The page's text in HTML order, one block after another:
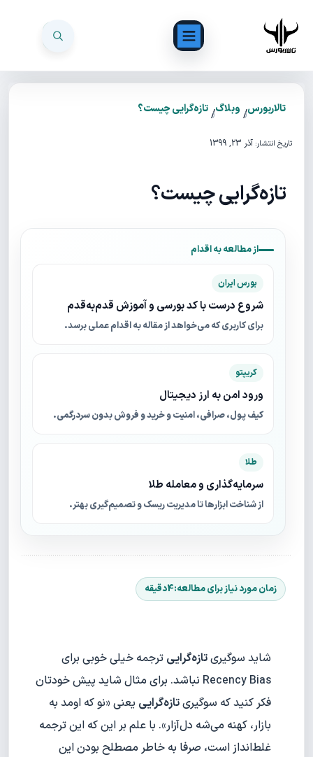
تالاربورس/ وبلاگ/تازه‌گرایی چیست؟
تاریخ انتشار: آذر 23, 1399
تازه‌گرایی چیست؟
از مطالعه به اقدام
بورس ایران
شروع درست با کد بورسی و آموزش قدم‌به‌قدم
برای کاربری که می‌خواهد از مقاله به اقدام عملی برسد.
کریپتو
ورود امن به ارز دیجیتال
کیف پول، صرافی، امنیت و خرید و فروش بدون سردرگمی.
طلا
سرمایه‌گذاری و معامله طلا
از شناخت ابزارها تا مدیریت ریسک و تصمیم‌گیری بهتر.
شاید سوگیریتازه‌گرایی ترجمه خیلی خوبی برای
Recency Bias نباشد. برای مثال شاید پیش خودتان
فکر کنید که سوگیریتازه‌گرایی یعنی «نو که اومد به
بازار، کهنه می‌شه دل‌آزار». با علم بر این که این ترجمه
غلط‌انداز است، صرفا به خاطر مصطلح بودن این